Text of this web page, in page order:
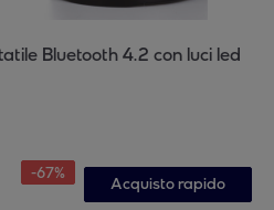
Bluetooth 4.2 con luci led
-67%
Acquisto rapido